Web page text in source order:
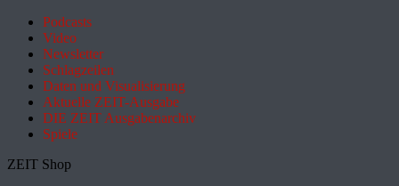
Podcasts
Video
Newsletter
Schlagzeilen
Daten und Visualisierung
Aktuelle ZEIT-Ausgabe
DIE ZEIT Ausgabenarchiv
Spiele
ZEIT Shop